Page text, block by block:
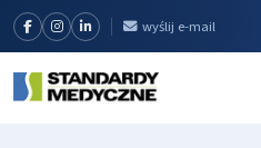
wyślij e-mail